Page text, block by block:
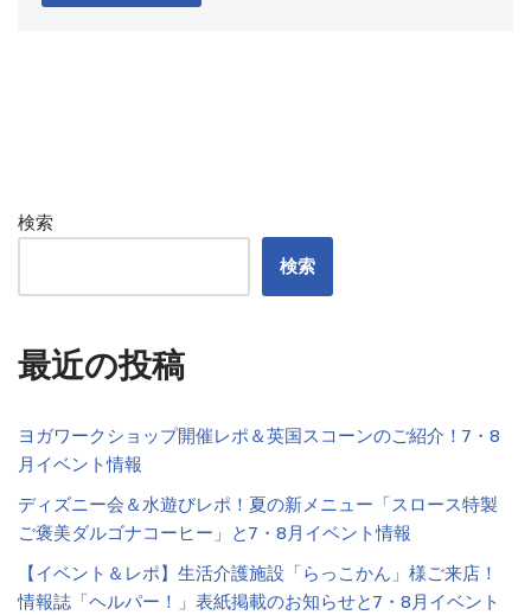
検索
検索
最近の投稿
ヨガワークショップ開催レポ＆英国スコーンのご紹介！7・8
月イベント情報
ディズニー会＆水遊びレポ！夏の新メニュー「スロース特製
ご褒美ダルゴナコーヒー」と7・8月イベント情報
【イベント＆レポ】生活介護施設「らっこかん」様ご来店！
情報誌「ヘルパー！」表紙掲載のお知らせと7・8月イベント